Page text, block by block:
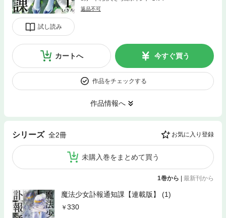
試し読み
返品不可
カートへ 今すぐ買う
作品をチェックする
作品情報へ
シリーズ 全2冊 お気に入り登録
未購入巻をまとめて買う
1巻から | 最新刊から
魔法少女訃報通知課【連載版】 (1)
330